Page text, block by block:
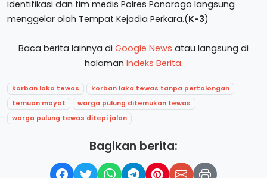
identifikasi dan tim medis Polres Ponorogo langsung
menggelar olah Tempat Kejadia Perkara.(K-3)
Baca berita lainnya di Google News atau langsung di
halaman Indeks Berita.
korban laka tewas
korban laka tewas tanpa pertolongan
temuan mayat
warga pulung ditemukan tewas
warga pulung tewas ditepi jalan
Bagikan berita: